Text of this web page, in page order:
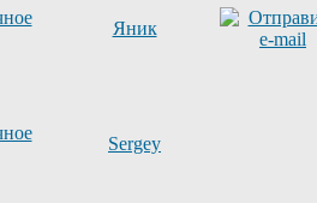
Яник
Sergey